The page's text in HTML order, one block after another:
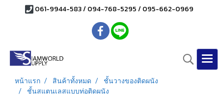
061-9944-583 / 094-768-5295 / 095-662-0969
หน้าแรก สินค้าทั้งหมด
ชั้นวางของติดผนัง
ชั้นสแตนเลสแบบท่อติดผนัง